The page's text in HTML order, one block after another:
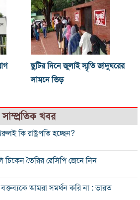
ছুটির দিনে জুলাই স্মৃতি জাদুঘরের
সামনে ভিড়
সাম্প্রতিক খবর
কি রাষ্ট্রপতি হচ্ছেন?
চিকেন তৈরির রেসিপি জেনে নিন
বক্তব্যকে আমরা সমর্থন করি না : ভারত